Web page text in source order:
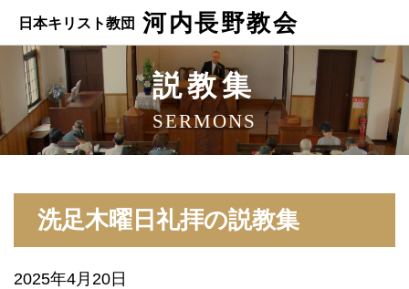
日本キリスト教団 河内長野教会
説教集
SERMONS
洗足木曜日礼拝の説教集
2025年4月20日